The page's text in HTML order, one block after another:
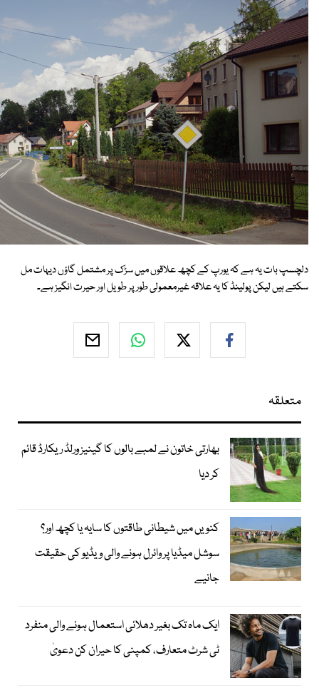
دلچسپ بات یہ ہے کہ یورپ کے کچھ علاقوں میں سڑک پر مشتمل گاؤں دیہات مل
سکتے ہیں لیکن پولینڈ کا یہ علاقہ غیرمعمولی طور پر طویل اور حیرت انگیز ہے۔
متعلقہ
بھارتی خاتون نے لمبے بالوں کا گینیز ورلڈ ریکارڈ قائم
کر دیا
کنویں میں شیطانی طاقتوں کا سایہ یا کچھ اور؟
سوشل میڈیا پر وائرل ہونے والی ویڈیو کی حقیقت
جانیے
ایک ماہ تک بغیر دھلائی استعمال ہونے والی منفرد
ٹی شرٹ متعارف، کمپنی کا حیران کن دعویٰ